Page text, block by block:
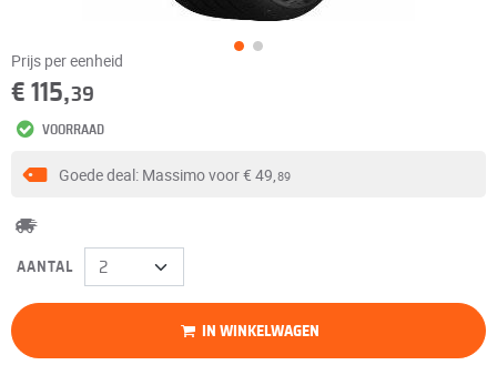
Prijs per eenheid
€ 115,39
VOORRAAD
Goede deal: Massimo voor€ 49,89
AANTAL
IN WINKELWAGEN